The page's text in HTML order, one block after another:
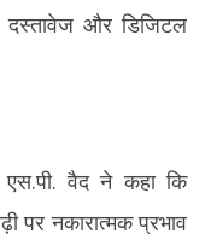
दस्तावेज और डिजिटल
एस.पी. वैद ने कहा कि
पर नकारात्मक प्रभाव